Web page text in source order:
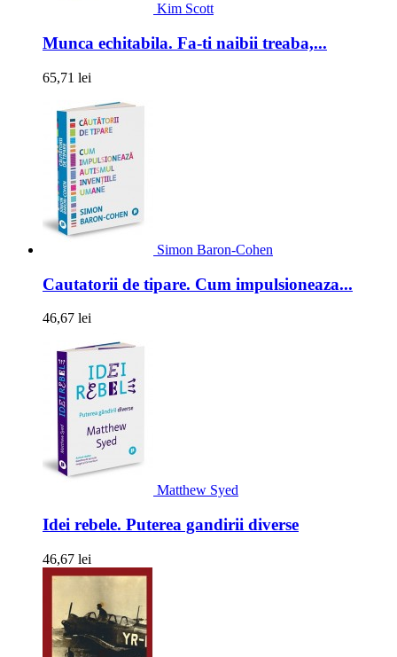
Kim Scott
Munca echitabila. Fa-ti naibii treaba,...
65,71 lei
Simon Baron-Cohen
Cautatorii de tipare. Cum impulsioneaza...
46,67 lei
Matthew Syed
Idei rebele. Puterea gandirii diverse
46,67 lei